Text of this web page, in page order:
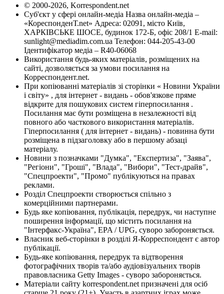
© 2000-2026, Korrespondent.net
Суб'єкт у сфері онлайн-медіа Назва онлайн-медіа –
«КореспонденТ.net» Адреса: 02091, місто Київ,
ХАРКІВСЬКЕ ШОСЕ, будинок 172-Б, офіс 208/1 E-mail:
sunlight@mediadim.com.ua Телефон: 044-205-43-00
Ідентифікатор медіа – R40-06068
Використання будь-яких матеріалів, розміщених на
сайті, дозволяється за умови посилання на
Корреспондент.net.
При копіюванні матеріалів зі сторінки « Новини України
і світу» , для інтернет - видань - обов'язкове пряме
відкрите для пошукових систем гіперпосилання .
Посилання має бути розміщена в незалежності від
повного або часткового використання матеріалів.
Гіперпосилання ( для інтернет - видань) - повинна бути
розміщена в підзаголовку або в першому абзаці
матеріалу.
Новини з позначками "Думка", "Експертиза", "Заява",
"Регіони", "Гроші", "Влада", "Вибори", "Тест-драйв",
"Спецпроекти", "Промо" публікуються на правах
реклами.
Розділ Спецпроекти створюється спільно з
комерційними партнерами.
Будь яке копіювання, публікація, передрук, чи наступне
поширення інформації, що містить посилання на
"Інтерфакс-Україна", EPA / UPG, суворо забороняється.
Власник веб-сторінки в розділі Я-Корреспондент є автор
публікації.
Будь-яке копіювання, передрук та відтворення
фотографічних творів та/або аудіовізуальних творів
правовласника Getty Images - суворо забороняється.
Матеріали сайту korrespondent.net призначені для осіб